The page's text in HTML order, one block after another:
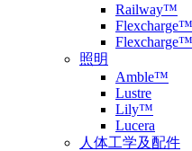
Railway™
照明
Amble™
Lustre
Lily™
Lucera
人体工学及配件